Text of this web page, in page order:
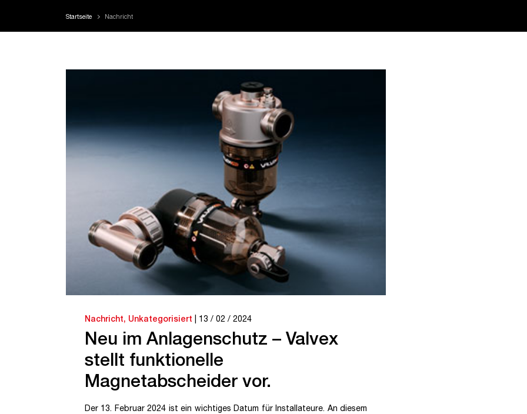
Startseite Nachricht
Nachricht, Unkategorisiert | 13 / 02 / 2024
Neu im Anlagenschutz – Valvex
stellt funktionelle
Magnetabscheider vor.
Der 13. Februar 2024 ist ein wichtiges Datum für Installateure. An diesem